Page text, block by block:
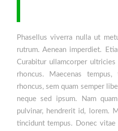
Phasellus viverra nulla ut
rutrum. Aenean imperdiet.
Curabitur ullamcorper
rhoncus. Maecenas
rhoncus, sem quam semper
neque sed ipsum. Nam
pulvinar, hendrerit id, lorem.
tincidunt tempus. Donec